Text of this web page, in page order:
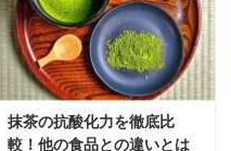
抹茶の抗酸化力を徹底比
較！他の食品との違いとは